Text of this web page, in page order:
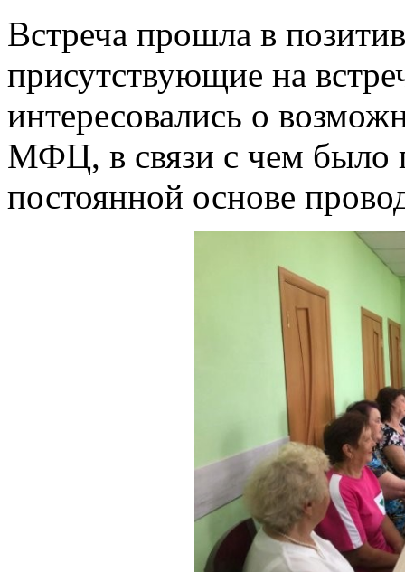
Встреча прошла в
присутствующие на
интересовались о
МФЦ, в связи с чем было
постоянной основе